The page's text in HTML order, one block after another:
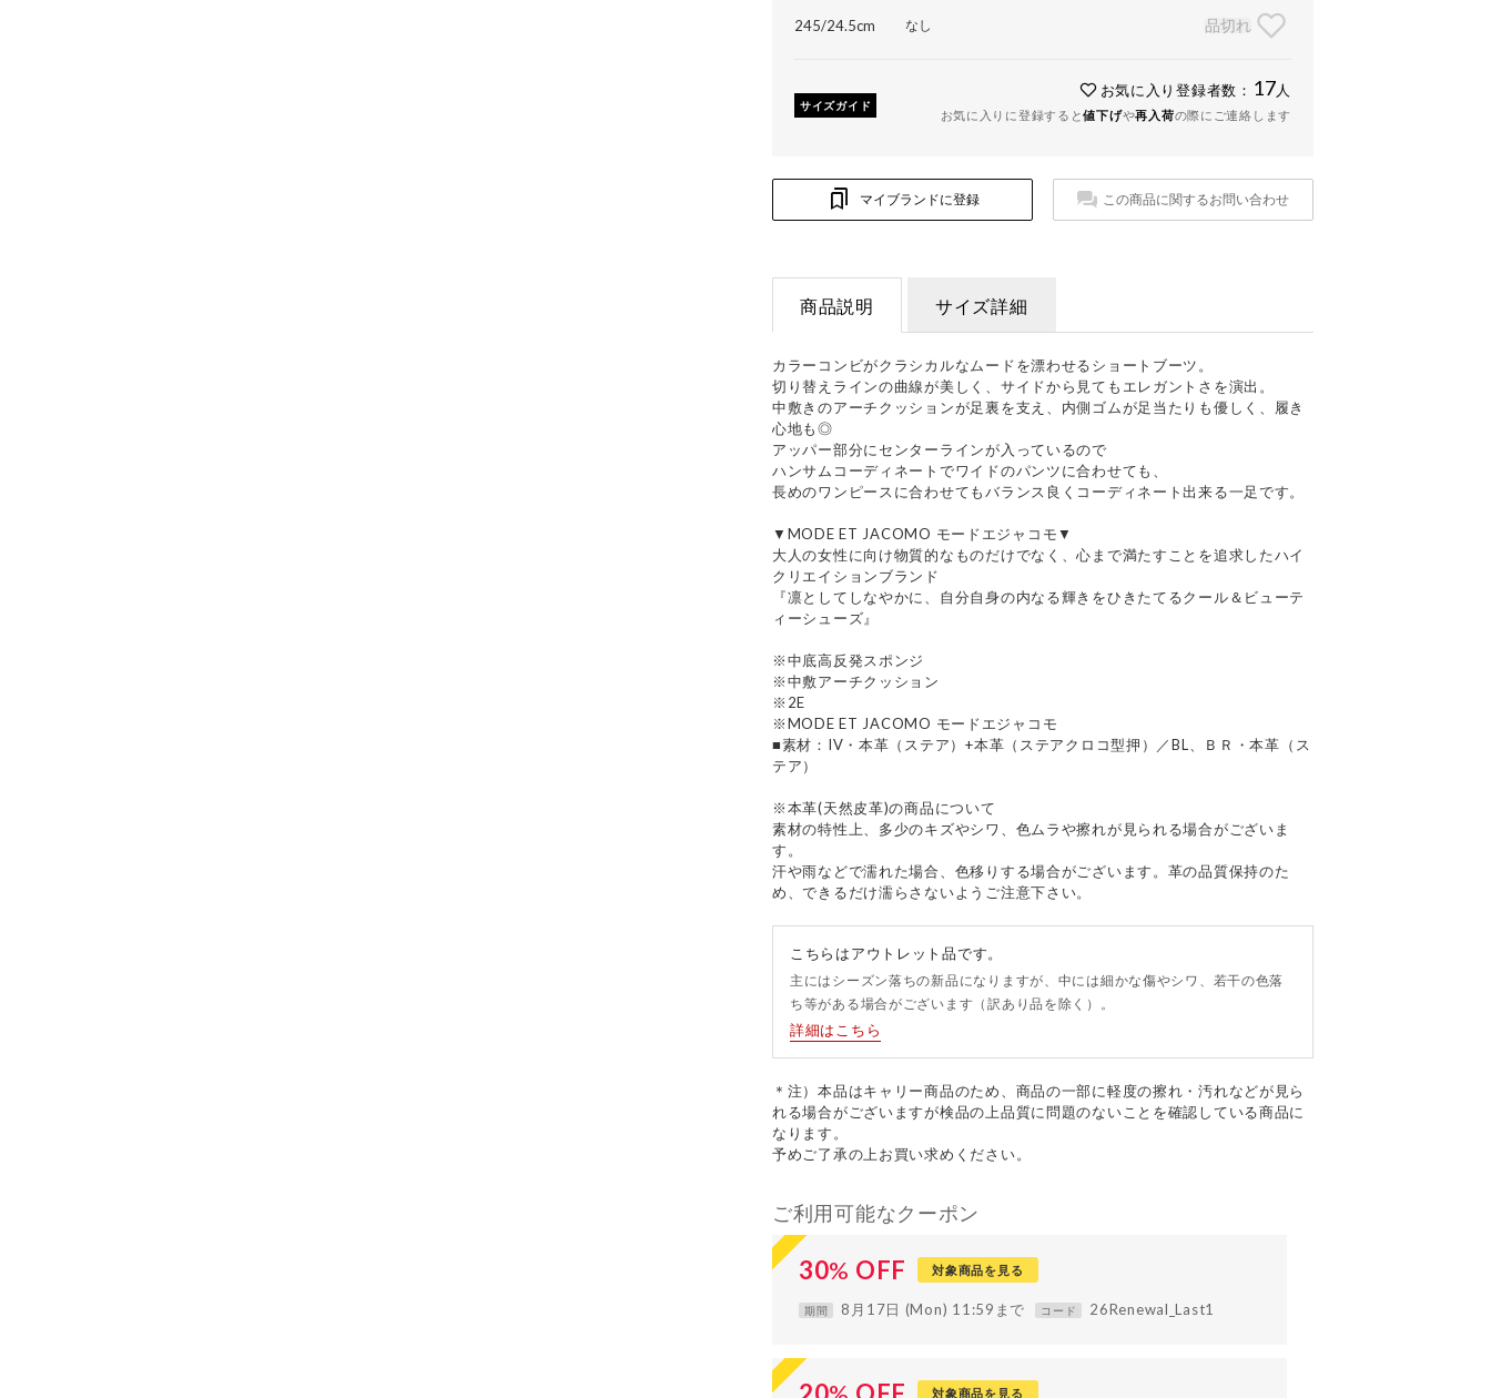
245/24.5cm なし 品切れ
サイズガイド
お気に入り登録者数： 17 人
お気に入りに登録すると値下げや再入荷の際にご連絡します
マイブランドに登録 この商品に関するお問い合わせ
商品説明 サイズ詳細
カラーコンビがクラシカルなムードを漂わせるショートブーツ。
切り替えラインの曲線が美しく、サイドから見てもエレガントさを演出。
中敷きのアーチクッションが足裏を支え、内側ゴムが足当たりも優しく、履き
心地も◎
アッパー部分にセンターラインが入っているので
ハンサムコーディネートでワイドのパンツに合わせても、
長めのワンピースに合わせてもバランス良くコーディネート出来る一足です。
▼MODE ET JACOMO モードエジャコモ▼
大人の女性に向け物質的なものだけでなく、心まで満たすことを追求したハイ
クリエイションブランド
『凛としてしなやかに、自分自身の内なる輝きをひきたてるクール＆ビューテ
ィーシューズ』
※中底高反発スポンジ
※中敷アーチクッション
※2E
※MODE ET JACOMO モードエジャコモ
■素材：IV・本革（ステア）+本革（ステアクロコ型押）／BL、ＢＲ・本革（ス
テア）
※本革(天然皮革)の商品について
素材の特性上、多少のキズやシワ、色ムラや擦れが見られる場合がございま
す。
汗や雨などで濡れた場合、色移りする場合がございます。革の品質保持のた
め、できるだけ濡らさないようご注意下さい。
こちらはアウトレット品です。
主にはシーズン落ちの新品になりますが、中には細かな傷やシワ、若干の色落
ち等がある場合がございます（訳あり品を除く）。
詳細はこちら
＊注）本品はキャリー商品のため、商品の一部に軽度の擦れ・汚れなどが見ら
れる場合がございますが検品の上品質に問題のないことを確認している商品に
なります。
予めご了承の上お買い求めください。
ご利用可能なクーポン
30% OFF 対象商品を見る
期間 8月17日 (Mon) 11:59まで コード 26Renewal_Last1
対象商品を見る